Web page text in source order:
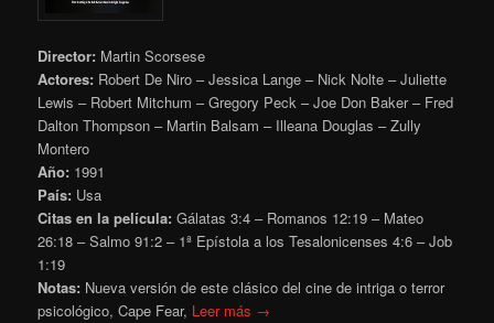
Director: Martin Scorsese
Actores: Robert De Niro – Jessica Lange – Nick Nolte – Juliette
Lewis – Robert Mitchum – Gregory Peck – Joe Don Baker – Fred
Dalton Thompson – Martin Balsam – Illeana Douglas – Zully
Montero
Año: 1991
País: Usa
Citas en la película: Gálatas 3:4 – Romanos 12:19 – Mateo
26:18 – Salmo 91:2 – 1ª Epístola a los Tesalonicenses 4:6 – Job
1:19
Notas: Nueva versión de este clásico del cine de intriga o terror
psicológico, Cape Fear, Leer más →